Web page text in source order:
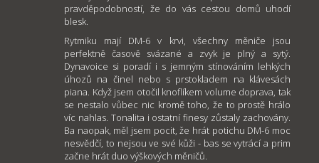
pravděpodobností, že do vás cestou domů uhodí
blesk.
Rytmiku mají DM-6 v krvi, všechny měniče jsou
perfektně časově svázané a zvyk je plný a sytý.
Dynavoice si poradí i s jemným stínováním lehkých
úhozů na činel nebo s prstokladem na klávesách
piana. Když jsem otočil knoflíkem volume doprava, tak
se nestalo vůbec nic kromě toho, že to prostě hrálo
víc nahlas. Tonalita i ostatní finesy zůstaly zachovány.
Ba naopak, měl jsem pocit, že hrát potichu DM-6 moc
nesvědčí, to nejsou ve své kůži - bas se vytrácí a prim
začne hrát duo výškových měničů.